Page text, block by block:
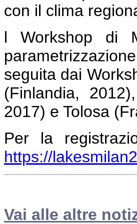
con il clima
l Workshop di
seguita dai
(Finlandia,
2017) e Tolosa
Per la
https://
Vai alle altre